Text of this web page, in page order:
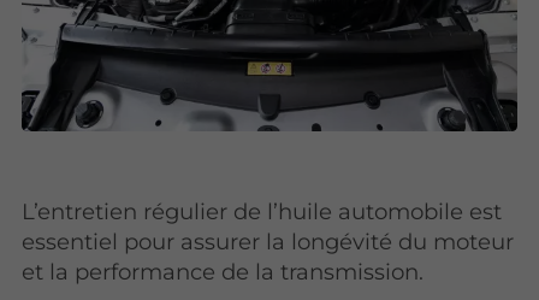
L’entretien régulier de l’huile automobile est
essentiel pour assurer la longévité du moteur
et la performance de la transmission.